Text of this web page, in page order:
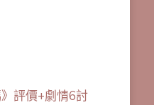
評價+劇情6討